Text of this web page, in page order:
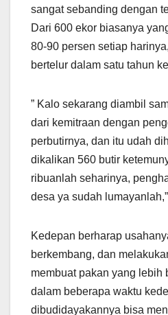
sangat sebanding dengan
Dari 600 ekor biasanya
80-90 persen setiap
bertelur dalam satu tahun
” Kalo sekarang diambil
dari kemitraan dengan
perbutirnya, dan itu udah
dikalikan 560 butir
ribuanlah seharinya,
desa ya sudah
Kedepan berharap
berkembang, dan
membuat pakan yang lebih
dalam beberapa waktu
dibudidayakannya bisa